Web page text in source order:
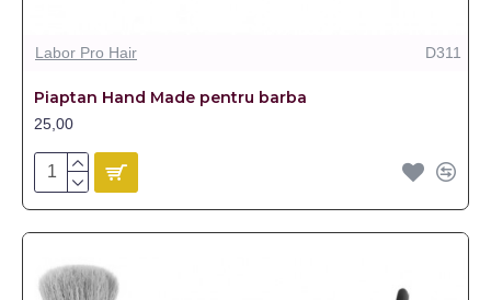
Labor Pro Hair D311
Piaptan Hand Made pentru barba
25,00